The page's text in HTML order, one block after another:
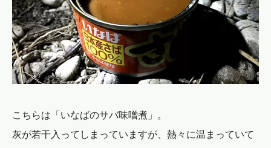
こちらは「いなばのサバ味噌煮」。
灰が若干入ってしまっていますが、熱々に温まっていて